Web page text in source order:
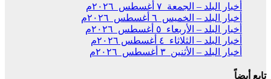
أخبار البلد – الجمعة ٧ أغسطس ٢٠٢٦م
أخبار البلد – الخميس ٦ أغسطس ٢٠٢٦م
أخبار البلد – الأربعاء ٥ أغسطس ٢٠٢٦م
أخبار البلد – الثلاثاء ٤ أغسطس ٢٠٢٦م
أخبار البلد – الأثنين ٣ أغسطس ٢٠٢٦م
تابع أيضاً